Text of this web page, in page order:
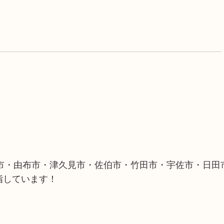
由布市・津久見市・佐伯市・竹田市・宇佐市・日田
ています！